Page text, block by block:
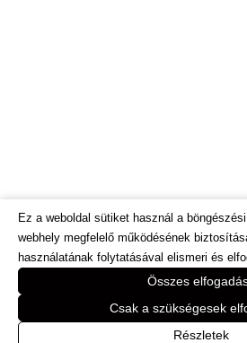
© Dietinfo.hu 2026. Minden
Webáruház és honlap
https://
Online marketing
Ez a weboldal sütiket használ a
webhely megfelelő működésének
használatának folytatásával elismeri és
Összes
Csak a szükségesek
Részletek